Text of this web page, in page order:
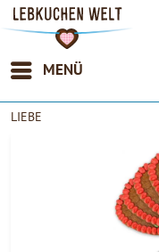
MENÜ
LIEBE